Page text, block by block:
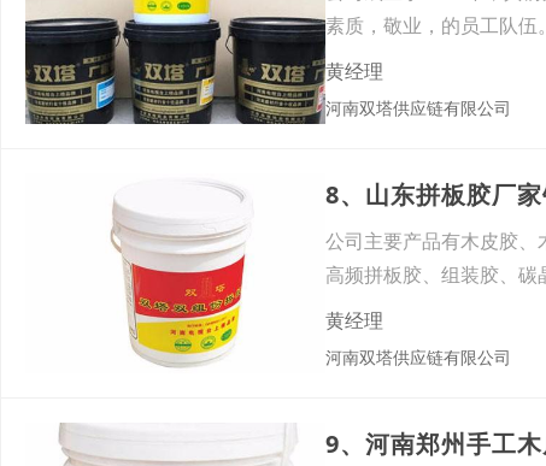
素质，敬业，的员工队
黄经理
河南双塔供应链有限公司
8、山东拼板胶厂
公司主要产品有木皮胶、
高频拼板胶、组装胶、碳
营
黄经理
河南双塔供应链有限公司
9、河南郑州手工